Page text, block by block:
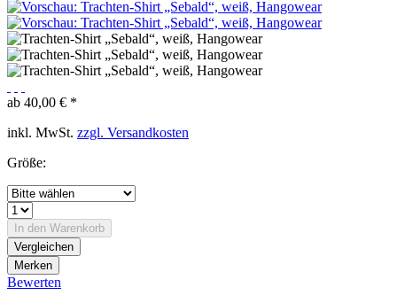
ab 40,00 € *
inkl. MwSt. zzgl. Versandkosten
Größe:
In den Warenkorb
Vergleichen
Merken
Bewerten